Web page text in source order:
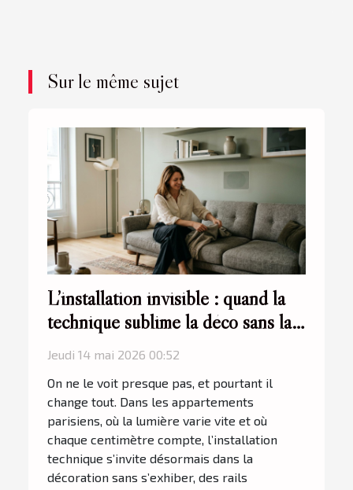
Sur le même sujet
L’installation invisible : quand la
technique sublime la déco sans la
montrer
Jeudi 14 mai 2026 00:52
On ne le voit presque pas, et pourtant il
change tout. Dans les appartements
parisiens, où la lumière varie vite et où
chaque centimètre compte, l’installation
technique s’invite désormais dans la
décoration sans s’exhiber, des rails